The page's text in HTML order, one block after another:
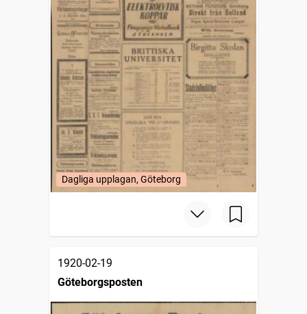
Dagliga upplagan, Göteborg
1920-02-19
Göteborgsposten